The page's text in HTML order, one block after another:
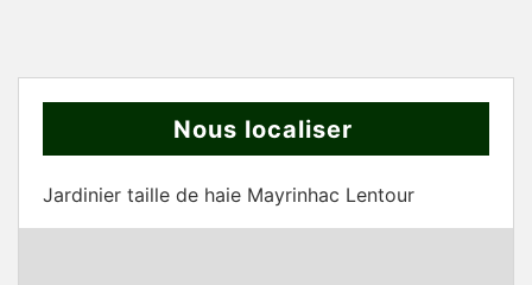
Nous localiser
Jardinier taille de haie Mayrinhac Lentour